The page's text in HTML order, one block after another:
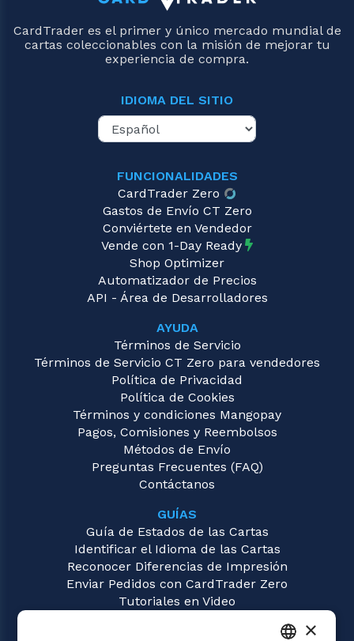
CardTrader es el primer y único mercado mundial de
cartas coleccionables con la misión de mejorar tu
experiencia de compra.
IDIOMA DEL SITIO
FUNCIONALIDADES
CardTrader Zero
Gastos de Envío CT Zero
Conviértete en Vendedor
Vende con 1-Day Ready
Shop Optimizer
Automatizador de Precios
API - Área de Desarrolladores
AYUDA
Términos de Servicio
Términos de Servicio CT Zero para vendedores
Política de Privacidad
Política de Cookies
Términos y condiciones Mangopay
Pagos, Comisiones y Reembolsos
Métodos de Envío
Preguntas Frecuentes (FAQ)
Contáctanos
GUÍAS
Guía de Estados de las Cartas
Identificar el Idioma de las Cartas
Reconocer Diferencias de Impresión
Enviar Pedidos con CardTrader Zero
Tutoriales en Video
×